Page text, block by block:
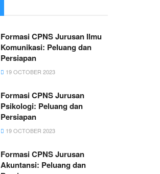
Formasi CPNS Jurusan Ilmu
Komunikasi: Peluang dan
Persiapan
19 OCTOBER 2023
Formasi CPNS Jurusan
Psikologi: Peluang dan
Persiapan
19 OCTOBER 2023
Formasi CPNS Jurusan
Akuntansi: Peluang dan